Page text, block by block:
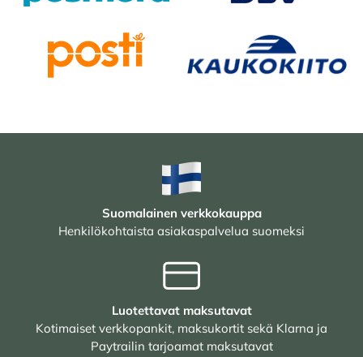
Suomalainen verkkokauppa
Henkilökohtaista asiakaspalvelua suomeksi
Luotettavat maksutavat
Kotimaiset verkkopankit, maksukortit sekä Klarna ja
Paytrailin tarjoamat maksutavat